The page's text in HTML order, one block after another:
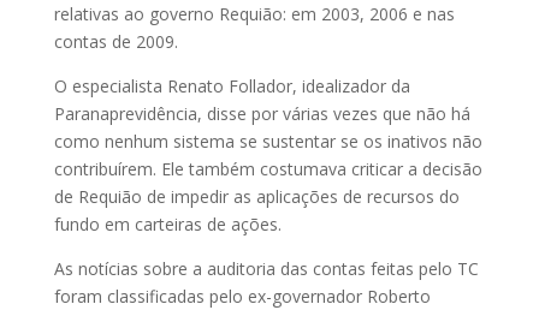
relativas ao governo Requião: em 2003, 2006 e nas
contas de 2009.
O especialista Renato Follador, idealizador da
Paranaprevidência, disse por várias vezes que não há
como nenhum sistema se sustentar se os inativos não
contribuírem. Ele também costumava criticar a decisão
de Requião de impedir as aplicações de recursos do
fundo em carteiras de ações.
As notícias sobre a auditoria das contas feitas pelo TC
foram classificadas pelo ex-governador Roberto